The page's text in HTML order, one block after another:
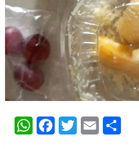
WhatsAppFacebookTwitter Email